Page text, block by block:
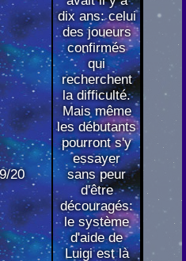
20
dix ans: celui
des joueurs
confirmés
qui
recherchent
la difficulté.
Mais même
les débutants
pourront s'y
essayer
sans peur
d'être
découragés:
le système
d'aide de
Luigi est là